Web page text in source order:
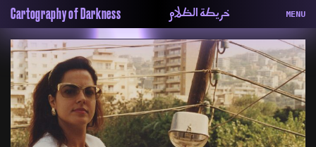
Cartography of Darkness خريطة الظلام MENU
About
ماهيتنا
Map
الخريطة
Periodical
السلسة
Repository
الحاوية
Contributors
المساهمين
Colophon
التختيم